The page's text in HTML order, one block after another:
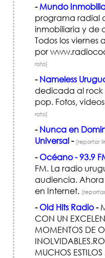
- Mundo
programa radial
inmobiliaria y de
Todos los viernes
por
roto]
- Nameless
dedicada al rock
pop. Fotos,
roto]
- Nunca en
Universal- [reportar
- Océano - 93.9
FM. La radio
audiencia.
en Internet.
- Old Hits Radio-
CON UN
MOMENTOS DE
MUCHOS